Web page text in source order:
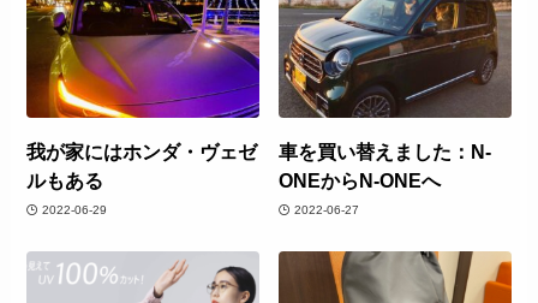
我が家にはホンダ・ヴェゼ
ルもある
2022-06-29
車を買い替えました：N-
ONEからN-ONEへ
2022-06-27